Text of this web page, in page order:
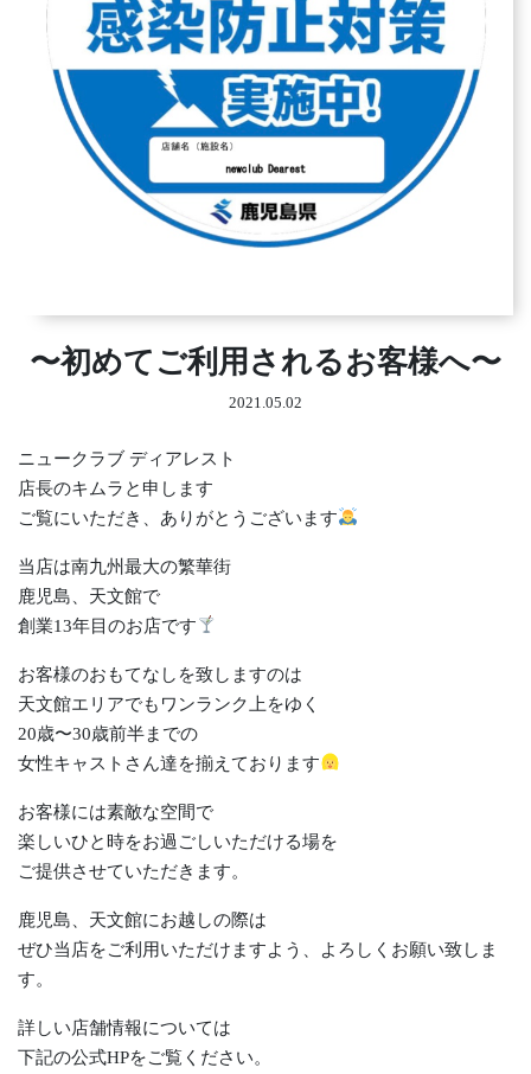
〜初めてご利用されるお客様へ〜
2021.05.02
ニュークラブ ディアレスト
店長のキムラと申します
ご覧にいただき、ありがとうございます
当店は南九州最大の繁華街
鹿児島、天文館で
創業13年目のお店です
お客様のおもてなしを致しますのは
天文館エリアでもワンランク上をゆく
20歳〜30歳前半までの
女性キャストさん達を揃えております
お客様には素敵な空間で
楽しいひと時をお過ごしいただける場を
ご提供させていただきます。
鹿児島、天文館にお越しの際は
ぜひ当店をご利用いただけますよう、よろしくお願い致しま
す。
詳しい店舗情報については
下記の公式HPをご覧ください。